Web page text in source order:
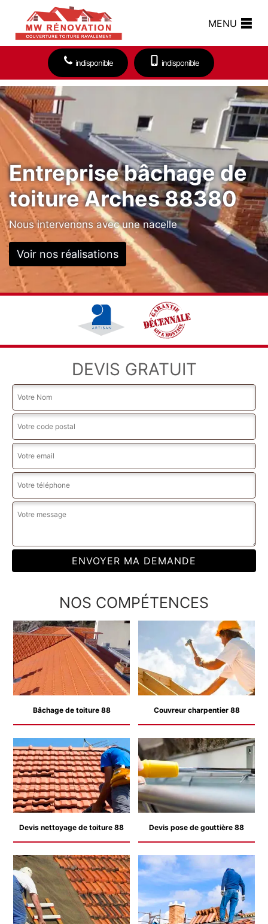
MENU
indisponible indisponible
Entreprise bâchage de
toiture Arches 88380
Nous intervenons avec une nacelle
Voir nos réalisations
DEVIS GRATUIT
NOS COMPÉTENCES
Bâchage de toiture 88 Couvreur charpentier 88
Devis nettoyage de toiture 88 Devis pose de gouttière 88